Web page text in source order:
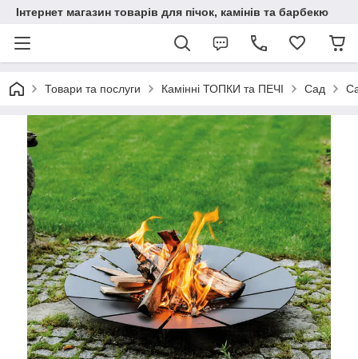
Інтернет магазин товарів для пічок, камінів та барбекю
Товари та послуги Камінні ТОПКИ та ПЕЧІ Cад